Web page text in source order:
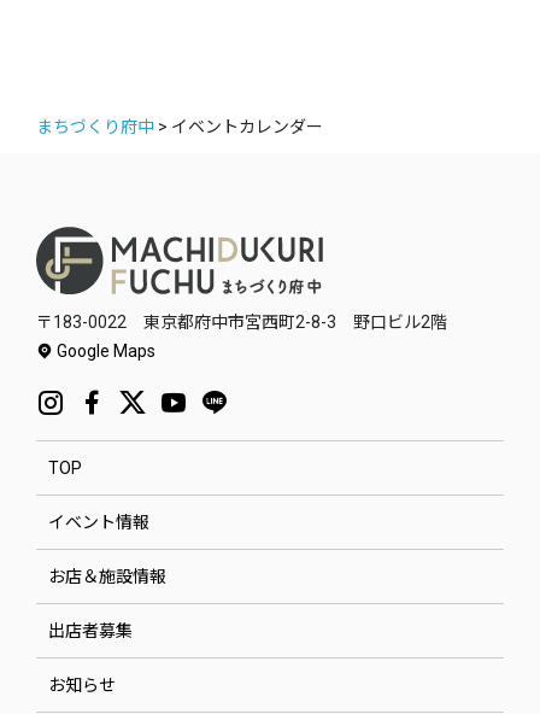
まちづくり府中 > イベントカレンダー
〒183-0022 東京都府中市宮西町2-8-3 野口ビル2階
Google Maps
TOP
イベント情報
お店＆施設情報
出店者募集
お知らせ